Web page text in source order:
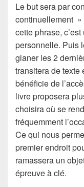
Le but sera par
continuellement »
cette phrase,
personnelle. Puis
glaner les 2
transitera de texte
bénéficie de
livre proposera
choisira où se
fréquemment
Ce qui nous
premier endroit
ramassera un
épreuve à clé.